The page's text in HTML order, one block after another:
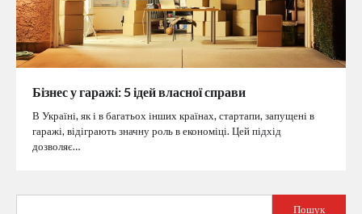
Бізнес у гаражі: 5 ідей власної справи
В Україні, як і в багатьох інших країнах, стартапи, запущені в
гаражі, відіграють значну роль в економіці. Цей підхід
дозволяє…
Пошук